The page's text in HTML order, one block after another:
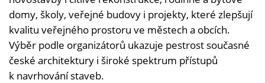
domy, školy, veřejné budovy i projekty, které zlepšují
kvalitu veřejného prostoru ve městech a obcích.
Výběr podle organizátorů ukazuje pestrost současné
české architektury i široké spektrum přístupů
k navrhování staveb.